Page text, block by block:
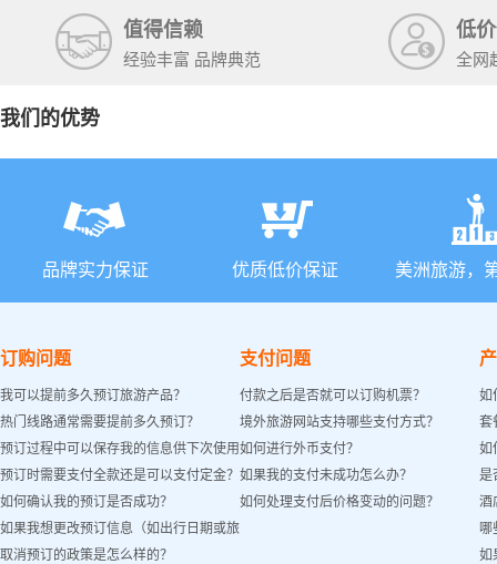
值得信赖
经验丰富 品牌典范
低
全网
我们的优势
品牌实力保证 优质低价保证 美洲旅游，
订购问题
我可以提前多久预订旅游产品？
热门线路通常需要提前多久预订？
预订过程中可以保存我的信息供下次使用
吗？
预订时需要支付全款还是可以支付定金？
如何确认我的预订是否成功？
如果我想更改预订信息（如出行日期或旅
客姓名）怎么办？
取消预订的政策是怎么样的？
支付问题
付款之后是否就可以订购机票？
境外旅游网站支持哪些支付方式？
如何进行外币支付？
如果我的支付未成功怎么办？
如何处理支付后价格变动的问题？
如
套
如
是
酒
哪
如